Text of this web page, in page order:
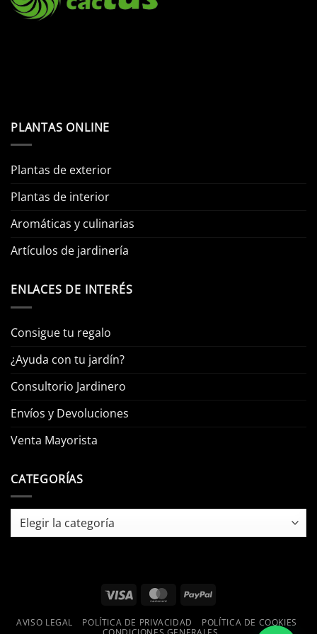
PLANTAS ONLINE
Plantas de exterior
Plantas de interior
Aromáticas y culinarias
Artículos de jardinería
ENLACES DE INTERÉS
Consigue tu regalo
¿Ayuda con tu jardín?
Consultorio Jardinero
Envíos y Devoluciones
Venta Mayorista
CATEGORÍAS
Categorías
Visa MasterCardPayPal
AVISO LEGAL POLÍTICA DE PRIVACIDAD
POLÍTICA DE COOKIES